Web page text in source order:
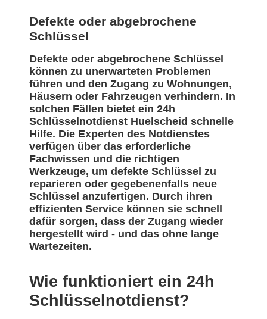
Defekte oder abgebrochene
Schlüssel
Defekte oder abgebrochene Schlüssel
können zu unerwarteten Problemen
führen und den Zugang zu Wohnungen,
Häusern oder Fahrzeugen verhindern. In
solchen Fällen bietet ein 24h
Schlüsselnotdienst Huelscheid schnelle
Hilfe. Die Experten des Notdienstes
verfügen über das erforderliche
Fachwissen und die richtigen
Werkzeuge, um defekte Schlüssel zu
reparieren oder gegebenenfalls neue
Schlüssel anzufertigen. Durch ihren
effizienten Service können sie schnell
dafür sorgen, dass der Zugang wieder
hergestellt wird - und das ohne lange
Wartezeiten.
Wie funktioniert ein 24h
Schlüsselnotdienst?